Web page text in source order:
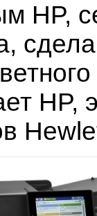
HP,
HP,